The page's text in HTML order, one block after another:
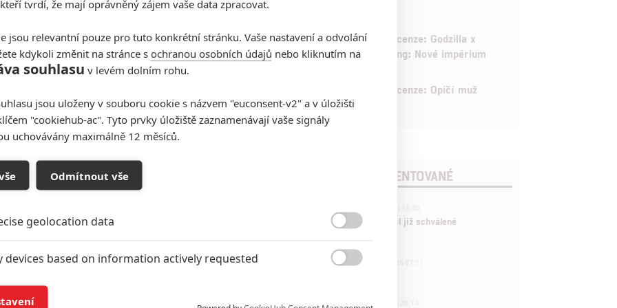
sehnat nového režiséra a začít v dohledné
na listopad 2025, anebo bude uvedení
píší, že je proMarveldůležitější, aby byl snímek co
komiksové studio vyrábět více než dva filmy ročně
kvality před kvantitou dodržet.
stále neopustil, nicméně v tuhle chvíli jeupsaný
Bladeanemusí s přípravami nikterak pospíchat.
likvidování upírů, kteří svoji žízeň po krvi
s ním vznikly tři celovečerní filmy s Wesleym
role a od té doby se snaží k postavě vrátit,
vznikla také rychle zapomenutá televizní série. V
a do hlavní role byl obsazen Mahershala Ali.
režisérem je Yann Demange. Datum
6
Recenze: Godzilla x
Kong: Nové impérium
8 Recenze: Opičí muž
POSLEDNÍ KOMENTOVANÉ
Marvel nečekaně zrušil již schválené
433FILM | 01.08.2026 07:11
tvrdí, že mají oprávněný zájem vaše data zpracovat.
jsou relevantní pouze pro tuto konkrétní stránku. Vaše nastavení a odvolání
kdykoli změnit na stránce s ochranou osobních údajů nebo kliknutím na
souhlasu v levém dolním rohu.
jsou uloženy v souboru cookie s názvem "euconsent-v2" a v úložišti
"cookiehub-ac". Tyto prvky úložiště zaznamenávají vaše signály
uchovávány maximálně 12 měsíců.
Odmítnout vše
geolocation data
devices based on information actively requested
or access information on a device